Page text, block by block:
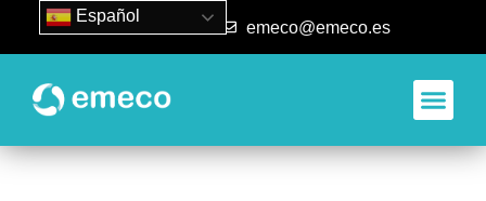
93 840 50 80 emeco@emeco.es
Español